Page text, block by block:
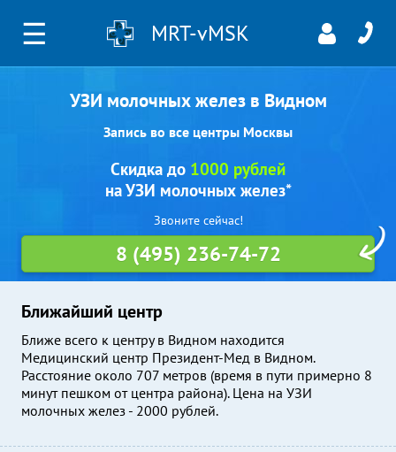
☰ MRT-vMSK
УЗИ молочных желез в Видном
Запись во все центры Москвы
Ближайший центр
Ближе всего к центру в Видном находится
Медицинский центр Президент-Мед в Видном.
Расстояние около 707 метров (время в пути примерно 8
минут пешком от центра района). Цена на УЗИ
молочных желез - 2000 рублей.
Скидка до 1000 рублей
на УЗИ молочных желез*
Звоните сейчас!
8 (495) 236-74-72